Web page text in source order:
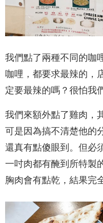
我們點了兩種不同的咖
咖哩，都要求最辣的，
定要最辣的嗎？很怕我
我們來額外點了雞肉，
可是因為搞不清楚他的
還真有點傻眼到。但必
一吋肉都有醃到所特製
胸肉會有點乾，結果完